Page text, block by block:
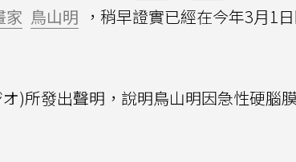
家 鳥山明 ，稍早證實已經在今年3月1
)所發出聲明，說明鳥山明因急性硬腦